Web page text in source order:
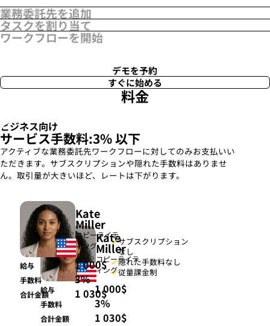
業務委託先を追加
メールでメンバーを招待するか、リストをアップロードしま
す。各独立業務委託先は、4dev.comとの同じ契約のもとでオン
コントラクター (25)
国
Alex Abramsky
alex@mail.com
Kate Miller
kate@mail.com
Alexandra Zhang
alex.z@mail.com
David Kim
david@mail.com
タスクを割り当て
業務の種類を指定します:開発、マーケティング、デザインな
メールアドレス
Alex Abramsky
alex@mail.com
Kate Miller
kate@mail.com
Alexandra Zhang
David Kim
david@mail.com
ワークフローを開始
す — すべて1つのダッシュボードで完結します。
タスク名
コントラクター
給与
エンジニアリングと開発
Alex Abramsky
1 560,00 EUR
18/03
サポートサービス
Kate Miller
426,40EUR
マーケティングキャンペーン
David Kim
2 184,00EUR
25/03
デモを予約
すぐに始める
料金
ビジネス向け
サービス手数料:3% 以下
アクティブな業務委託先ワークフローに対してのみお支払いい
ただきます。サブスクリプションや隠れた手数料はありませ
ん。取引量が大きいほど、レートは下がります。
Kate
Miller
コピーライテ
ィング
給与
1 000$
手数料 3%
合計金額 1 030$
Kate
Miller
コピーライテ
ィング
給与
1 000$
手数料 3%
合計金額 1 030$
サブスクリプション
なし
隠れた手数料なし
従量課金制